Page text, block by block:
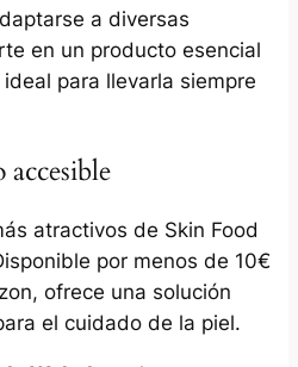
a diversas
en un producto esencial
para llevarla siempre
atractivos de Skin Food
por menos de 10€
ofrece una solución
el cuidado de la piel.